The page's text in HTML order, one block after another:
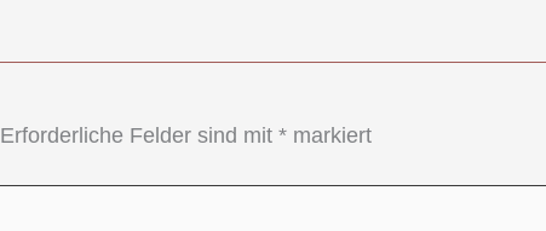
Erforderliche Felder sind mit * markiert